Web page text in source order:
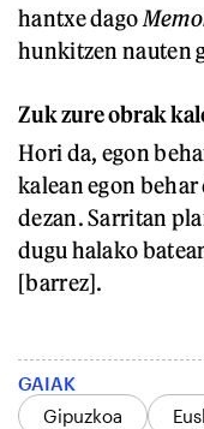
hantxe dago
hunkitzen nauten
Zuk zure obrak
Hori da, egon
kalean egon behar
dezan. Sarritan
dugu halako
[barrez].
GAIAK
Gipuzkoa